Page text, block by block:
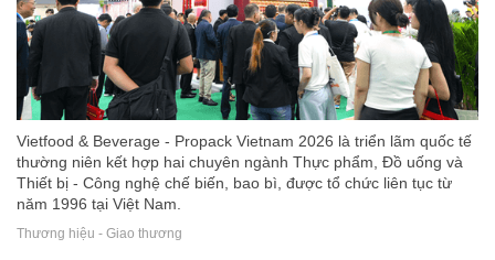
Vietfood & Beverage - Propack Vietnam 2026 là triển lãm quốc tế
thường niên kết hợp hai chuyên ngành Thực phẩm, Đồ uống và
Thiết bị - Công nghệ chế biến, bao bì, được tổ chức liên tục từ
năm 1996 tại Việt Nam.
Thương hiệu - Giao thương